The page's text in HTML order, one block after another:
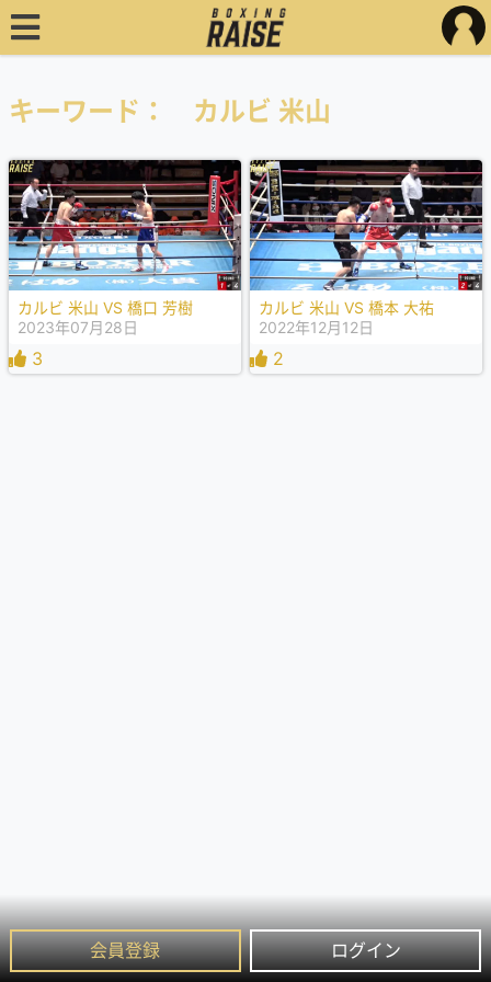
会員登録 ログイン
キーワード： カルビ 米山
カルビ 米山 VS 橋口 芳樹
2023年07月28日
3
カルビ 米山 VS 橋本 大祐
2022年12月12日
2